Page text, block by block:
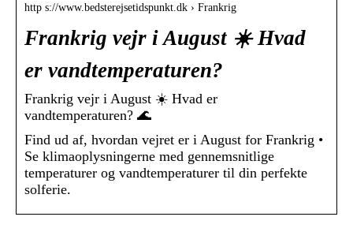
http s://www.bedsterejsetidspunkt.dk › Frankrig
Frankrig vejr i August ☀️ Hvad
er vandtemperaturen?
Frankrig vejr i August ☀️ Hvad er
vandtemperaturen? 🌊
Find ud af, hvordan vejret er i August for Frankrig •
Se klimaoplysningerne med gennemsnitlige
temperaturer og vandtemperaturer til din perfekte
solferie.